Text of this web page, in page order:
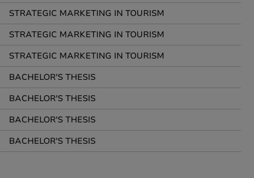
STRATEGIC MARKETING IN TOURISM
STRATEGIC MARKETING IN TOURISM
STRATEGIC MARKETING IN TOURISM
BACHELOR'S THESIS
BACHELOR'S THESIS
BACHELOR'S THESIS
BACHELOR'S THESIS